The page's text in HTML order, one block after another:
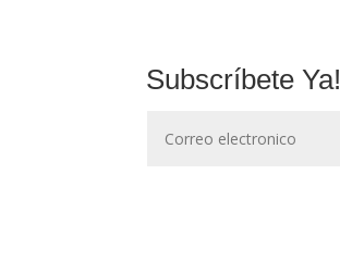
Subscríbete Ya!